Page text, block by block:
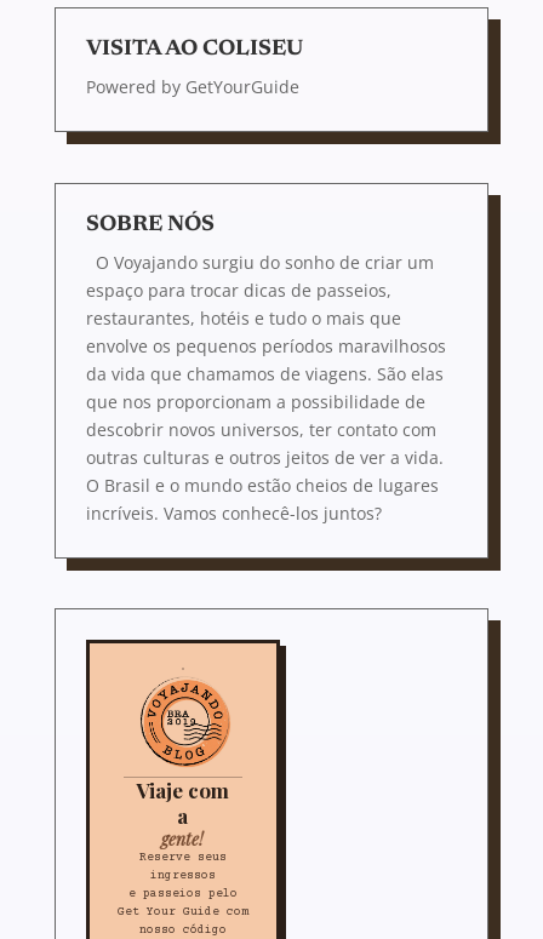
VISITA AO COLISEU
Powered by GetYourGuide
SOBRE NÓS
O Voyajando surgiu do sonho de criar um
espaço para trocar dicas de passeios,
restaurantes, hotéis e tudo o mais que
envolve os pequenos períodos maravilhosos
da vida que chamamos de viagens. São elas
que nos proporcionam a possibilidade de
descobrir novos universos, ter contato com
outras culturas e outros jeitos de ver a vida.
O Brasil e o mundo estão cheios de lugares
incríveis. Vamos conhecê-los juntos?
Viaje com
a
gente!
Reserve seus
ingressos
e passeios pelo
Get Your Guide com
nosso código